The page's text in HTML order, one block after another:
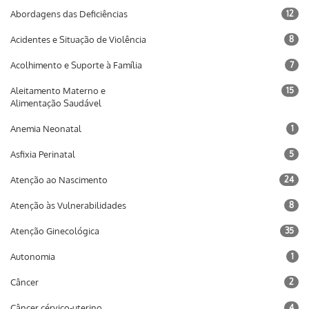
Abordagens das Deficiências 12
Acidentes e Situação de Violência 8
Acolhimento e Suporte à Família 7
Aleitamento Materno e
Alimentação Saudável
15
Anemia Neonatal 1
Asfixia Perinatal 5
Atenção ao Nascimento 24
Atenção às Vulnerabilidades 8
Atenção Ginecológica 35
Autonomia 1
Câncer 2